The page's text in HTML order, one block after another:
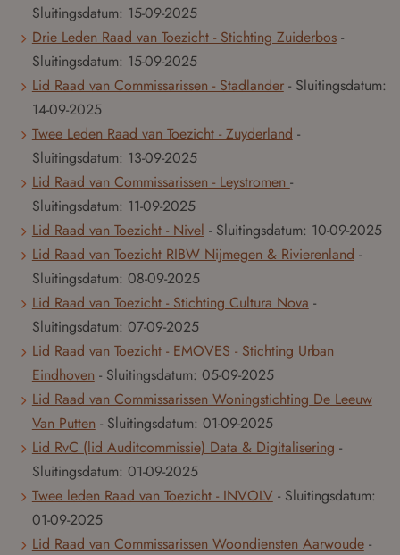
Sluitingsdatum: 15-09-2025
Drie Leden Raad van Toezicht - Stichting Zuiderbos -
Sluitingsdatum: 15-09-2025
Lid Raad van Commissarissen - Stadlander - Sluitingsdatum:
14-09-2025
Twee Leden Raad van Toezicht - Zuyderland -
Sluitingsdatum: 13-09-2025
Lid Raad van Commissarissen - Leystromen -
Sluitingsdatum: 11-09-2025
Lid Raad van Toezicht - Nivel - Sluitingsdatum: 10-09-2025
Lid Raad van Toezicht RIBW Nijmegen & Rivierenland -
Sluitingsdatum: 08-09-2025
Lid Raad van Toezicht - Stichting Cultura Nova -
Sluitingsdatum: 07-09-2025
Lid Raad van Toezicht - EMOVES - Stichting Urban
Eindhoven - Sluitingsdatum: 05-09-2025
Lid Raad van Commissarissen Woningstichting De Leeuw
Van Putten - Sluitingsdatum: 01-09-2025
Lid RvC (lid Auditcommissie) Data & Digitalisering -
Sluitingsdatum: 01-09-2025
Twee leden Raad van Toezicht - INVOLV - Sluitingsdatum:
01-09-2025
Lid Raad van Commissarissen Woondiensten Aarwoude -